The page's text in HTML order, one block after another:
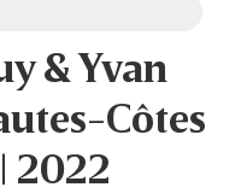
& Yvan
Côtes
2022